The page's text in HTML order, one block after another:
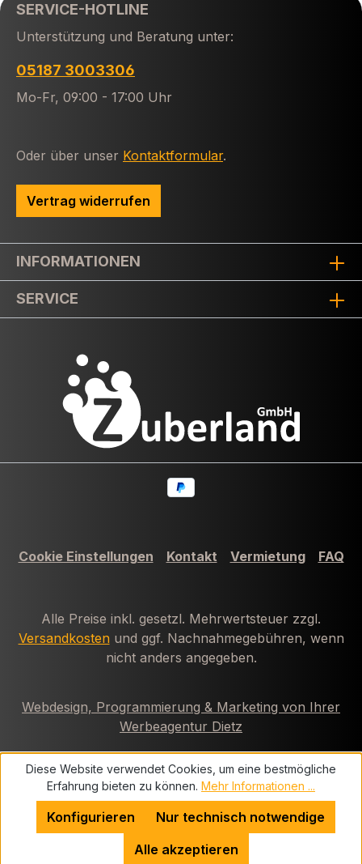
SERVICE-HOTLINE
Unterstützung und Beratung unter:
05187 3003306
Mo-Fr, 09:00 - 17:00 Uhr
Oder über unser Kontaktformular.
Vertrag widerrufen
INFORMATIONEN
SERVICE
Cookie Einstellungen Kontakt Vermietung FAQ
Alle Preise inkl. gesetzl. Mehrwertsteuer zzgl.
Versandkosten und ggf. Nachnahmegebühren, wenn
nicht anders angegeben.
Webdesign, Programmierung & Marketing von Ihrer
Werbeagentur Dietz
Diese Website verwendet Cookies, um eine bestmögliche
Erfahrung bieten zu können. Mehr Informationen ...
Nur technisch notwendige
Konfigurieren
Alle akzeptieren